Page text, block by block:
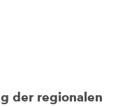
der regionalen